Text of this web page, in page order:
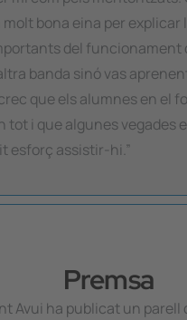
molt bona eina per explicar
del funcionament
banda sinó vas
que els alumnes en el
tot i que algunes vegades
esforç assistir-hi.”
Premsa
Avui ha publicat un parell